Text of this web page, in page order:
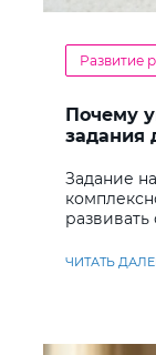
Развитие
Почему
задания
Задание
ЧИТАТЬ